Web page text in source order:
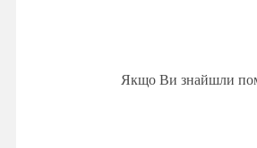
Якщо Ви знайшли